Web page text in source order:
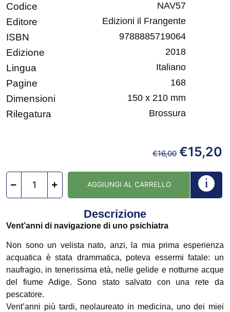
Codice NAV57
Editore Edizioni il Frangente
ISBN 9788885719064
Edizione 2018
Lingua Italiano
Pagine 168
Dimensioni 150 x 210 mm
Rilegatura Brossura
€16,00 €15,20
AGGIUNGI AL CARRELLO
Descrizione
Vent’anni di navigazione di uno psichiatra
Non sono un velista nato, anzi, la mia prima esperienza
acquatica è stata drammatica, poteva essermi fatale: un
naufragio, in tenerissima età, nelle gelide e notturne acque
del fiume Adige. Sono stato salvato con una rete da
pescatore.
Vent’anni più tardi, neolaureato in medicina, uno dei miei